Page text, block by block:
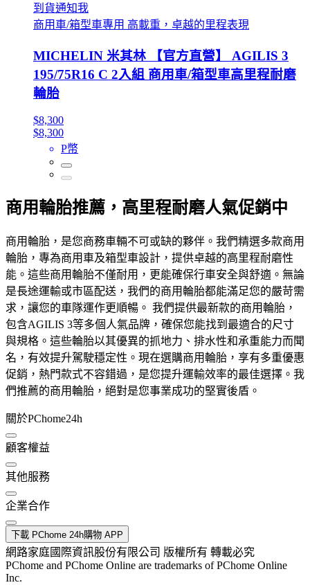
到貨通知我
商用車/箱型車專用 高載重，卓越的里程表現
MICHELIN 米其林 【官方直營】 AGILIS 3
195/75R16 C 2入組 商用車/箱型車高里程耐磨
輪胎
$8,300
$8,300
P幣
商用輪胎推薦，高里程耐磨人氣促銷中
商用輪胎，是您商務車輛不可或缺的夥伴。我們精選多款商用
輪胎，專為商用車及箱型車設計，提供卓越的高里程耐磨性
能。這些商用輪胎不僅耐用，更能確保行車安全與舒適。無論
是長途運輸或市區配送，我們的商用輪胎都能滿足您的嚴苛需
求，讓您的車隊運作更順暢。 我們提供最新款的商用輪胎，
包含AGILIS 3等多個人氣品牌，確保您能找到最適合的尺寸
與規格。這些輪胎以其優異的抓地力、排水性和承重能力而聞
名，有效提升駕駛穩定性。現在選購商用輪胎，享有多重優惠
促銷，熱門款式不容錯過，是您提升運輸效率的最佳選擇。我
們推薦的商用輪胎，絕對是您事業成功的堅實後盾。
關於PChome24h
顧客權益
其他服務
企業合作
下載 PChome 24h購物 APP
網路家庭國際資訊股份有限公司 版權所有 轉載必究
PChome and PChome Online are trademarks of PChome Online
Inc.